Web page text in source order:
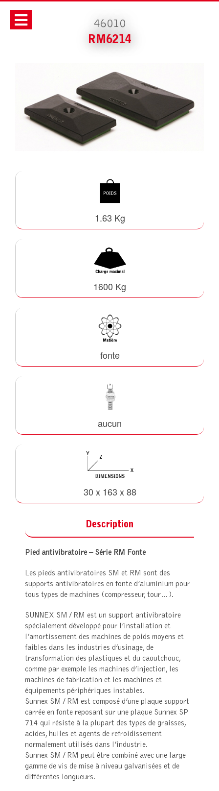
46010
RM6214
1.63 Kg
1600 Kg
fonte
aucun
30 x 163 x 88
Description
Pied antivibratoire – Série RM Fonte
Les pieds antivibratoires SM et RM sont des
supports antivibratoires en fonte d’aluminium pour
tous types de machines (compresseur, tour…).
SUNNEX SM / RM est un support antivibratoire
spécialement développé pour l’installation et
l’amortissement des machines de poids moyens et
faibles dans les industries d’usinage, de
transformation des plastiques et du caoutchouc,
comme par exemple les machines d’injection, les
machines de fabrication et les machines et
équipements périphériques instables.
Sunnex SM / RM est composé d’une plaque support
carrée en fonte reposant sur une plaque Sunnex SP
714 qui résiste à la plupart des types de graisses,
acides, huiles et agents de refroidissement
normalement utilisés dans l’industrie.
Sunnex SM / RM peut être combiné avec une large
gamme de vis de mise à niveau galvanisées et de
différentes longueurs.